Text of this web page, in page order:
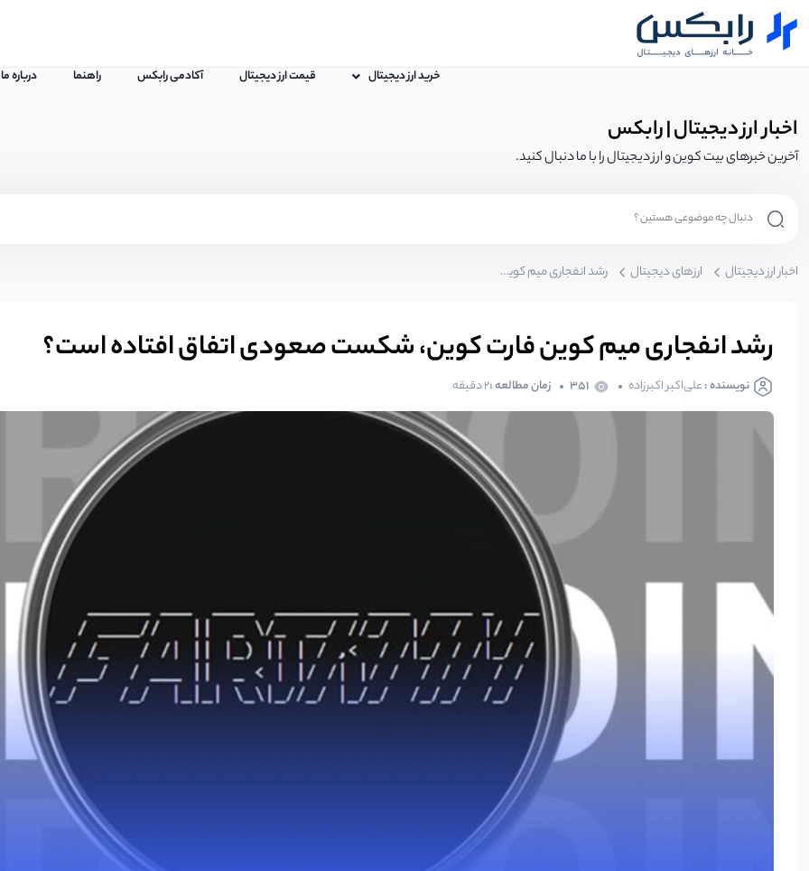
خرید ارز دیجیتال قیمت ارز دیجیتال آکادمی رابکس راهنما درباره ما
اخبار ارز دیجیتال | رابکس
آخرین خبرهای بیت کوین و ارز دیجیتال را با ما دنبال کنید.
اخبار ارز دیجیتال ارزهای دیجیتال رشد انفجاری میم کوین فارت کوین، شکست صعودی اتفاق افتاده است؟
رشد انفجاری میم کوین فارت کوین، شکست صعودی اتفاق افتاده است؟
نویسنده :علی‌اکبر اکبرزاده 351 زمان مطالعه :2 دقیقه